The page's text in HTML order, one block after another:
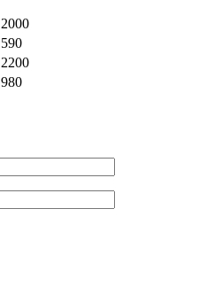
2000
590
2200
980